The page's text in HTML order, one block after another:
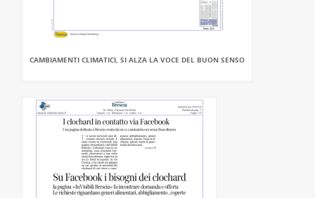
CAMBIAMENTI CLIMATICI, SI ALZA LA VOCE DEL BUON SENSO